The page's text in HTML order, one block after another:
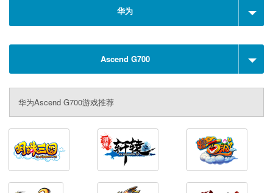
华为
Ascend G700
华为Ascend G700游戏推荐